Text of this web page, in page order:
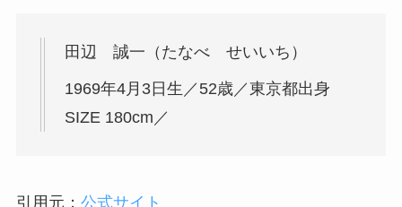
田辺 誠一（たなべ せいいち）
1969年4月3日生／ 52歳／東京都出身
SIZE 180cm／
引用元； 公式サイト